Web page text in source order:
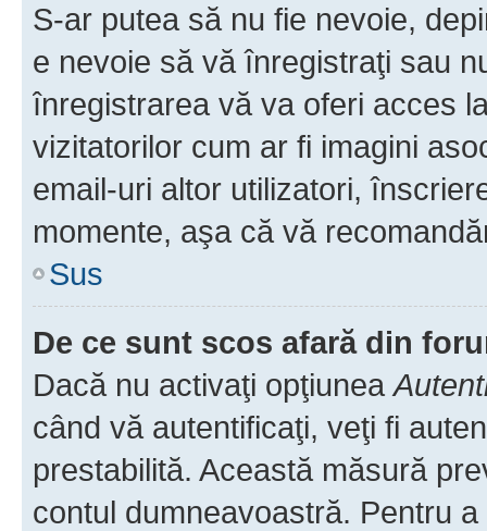
S-ar putea să nu fie nevoie,
e nevoie să vă înregistraţi sau
înregistrarea vă va oferi acces
vizitatorilor cum ar fi imagini
email-uri altor utilizatori,
momente, aşa că vă
Sus
De ce sunt scos afară din
Dacă nu activaţi opţiunea
când vă autentificaţi, veţi fi
prestabilită. Această măsură
contul dumneavoastră. Pentru